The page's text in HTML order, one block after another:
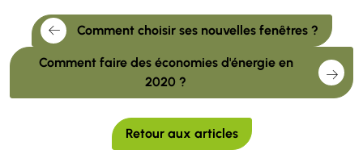
Comment choisir ses nouvelles fenêtres ?
Comment faire des économies d'énergie en
2020 ?
Retour aux articles